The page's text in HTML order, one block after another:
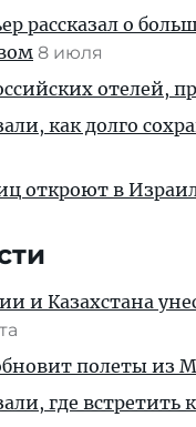
рассказал о
8 июля
как долго
откроют в
и Казахстана
полеты из
где встретить